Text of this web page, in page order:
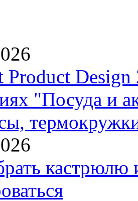
Product Design
"Посуда и
кастрюлю